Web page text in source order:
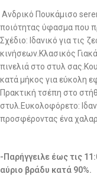
Ανδρικό Πουκάμισο
ποιότητας ύφασμα που
Σχέδιο: Ιδανικό για τις
κινήσεων.Κλασικός
πινελιά στο στυλ
κατά μήκος για εύκολη
Πρακτική τσέπη στο
στυλ.Ευκολοφόρετο:
προσφέροντας ένα
-Παρήγγειλε έως τις
αύριο βράδυ κατά 90%.